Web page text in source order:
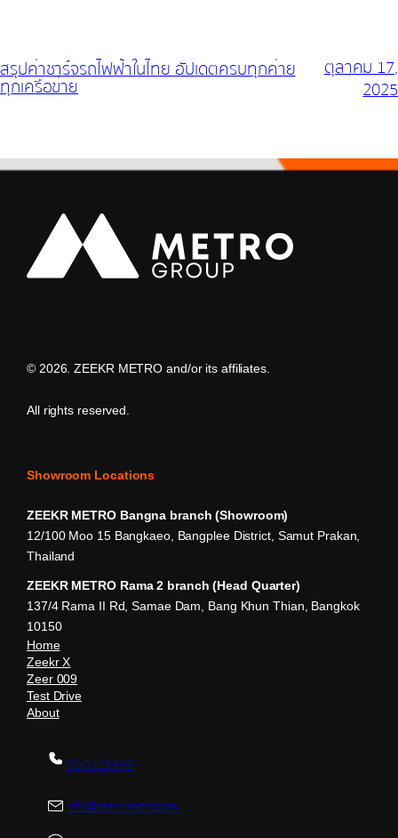
สรุปค่าชาร์จรถไฟฟ้าในไทย อัปเดตครบทุกค่าย
ทุกเครือข่าย
ตุลาคม 17,
2025
© 2026. ZEEKR METRO and/or its affiliates.
All rights reserved.
Showroom Locations
ZEEKR METRO Bangna branch (Showroom)
12/100 Moo 15 Bangkaeo, Bangplee District, Samut Prakan,
Thailand
ZEEKR METRO Rama 2 branch (Head Quarter)
137/4 Rama II Rd, Samae Dam, Bang Khun Thian, Bangkok
10150
Home
Zeekr X
Zeer 009
Test Drive
About
02-0123999
info@zeekrmetro.com